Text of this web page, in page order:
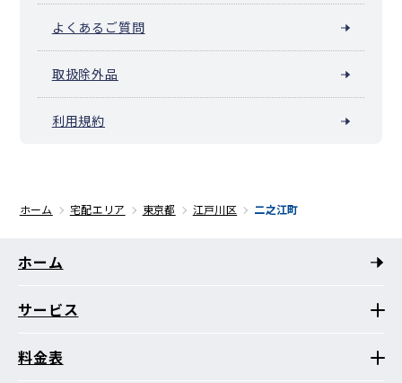
よくあるご質問
取扱除外品
利用規約
ホーム 宅配エリア 東京都 江戸川区 二之江町
ホーム
サービス
料金表